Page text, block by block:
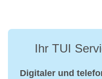
Ihr TUI
Digitaler und